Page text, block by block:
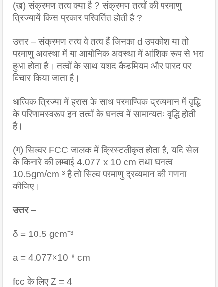
(ख) संक्रमण तत्व क्या है ? संक्रमण तत्वों की परमाणु
त्रिज्यायें किस प्रकार परिवर्तित होती है ?
उत्तर – संक्रमण तत्व वे तत्व हैं जिनका d उपकोश या तो
परमाणु अवस्था में या आयोनिक अवस्था में आंशिक रूप से भरा
हुआ होता है। तत्वों के साथ यशद कैडमियम और पारद पर
विचार किया जाता है।
धात्विक त्रिज्या में ह्रास के साथ परमाण्विक द्रव्यमान में वृद्धि
के परिणामस्वरूप इन तत्वों के घनत्व में सामान्यतः वृद्धि होती
है।
(ग) सिल्वर FCC जालक में क्रिस्टलीकृत होता है, यदि सेल
के किनारे की लम्बाई 4.077 x 10 cm तथा घनत्व
10.5gm/cm ³ है तो सिल्व परमाणु द्रव्यमान की गणना
कीजिए।
उत्तर –
δ = 10.5 gcm⁻³
a = 4.077×10⁻⁸ cm
fcc के लिए Z = 4